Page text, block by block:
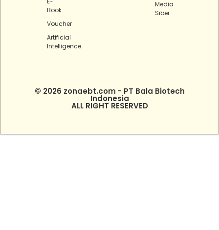
Book
Voucher
Artificial
Intelligence
Media
Siber
© 2026 zonaebt.com - PT Bala Biotech
Indonesia
ALL RIGHT RESERVED